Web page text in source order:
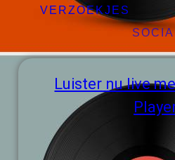
VERZOEKJES
Luister nu live